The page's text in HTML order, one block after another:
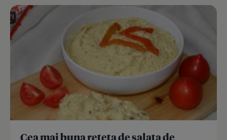
Cea mai buna reteta de salata de